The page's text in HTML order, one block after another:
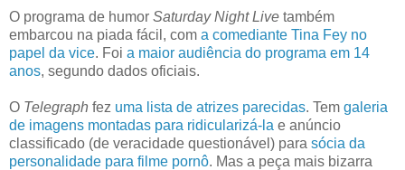
O programa de humor Saturday Night Live também
embarcou na piada fácil, com a comediante Tina Fey no
papel da vice. Foi a maior audiência do programa em 14
anos, segundo dados oficiais.
O Telegraph fez uma lista de atrizes parecidas. Tem galeria
de imagens montadas para ridicularizá-la e anúncio
classificado (de veracidade questionável) para sócia da
personalidade para filme pornô. Mas a peça mais bizarra